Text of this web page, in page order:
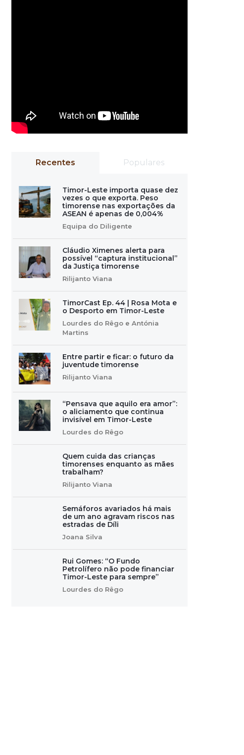
Recentes Populares
Timor-Leste importa quase dez
vezes o que exporta. Peso
timorense nas exportações da
ASEAN é apenas de 0,004%
Equipa do Diligente
Cláudio Ximenes alerta para
possível “captura institucional”
da Justiça timorense
Rilijanto Viana
TimorCast Ep. 44 | Rosa Mota e
o Desporto em Timor-Leste
Lourdes do Rêgo e Antónia
Martins
Entre partir e ficar: o futuro da
juventude timorense
Rilijanto Viana
“Pensava que aquilo era amor”:
o aliciamento que continua
invisível em Timor-Leste
Lourdes do Rêgo
Quem cuida das crianças
timorenses enquanto as mães
trabalham?
Rilijanto Viana
Semáforos avariados há mais
de um ano agravam riscos nas
estradas de Díli
Joana Silva
Rui Gomes: “O Fundo
Petrolífero não pode financiar
Timor-Leste para sempre”
Lourdes do Rêgo